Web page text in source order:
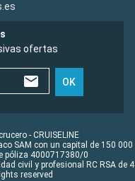
ofertas
OK
- CRUISELINE
SAM con un capital de 150 000
póliza 4000717380/0
civil y profesional RC RSA de
reserved